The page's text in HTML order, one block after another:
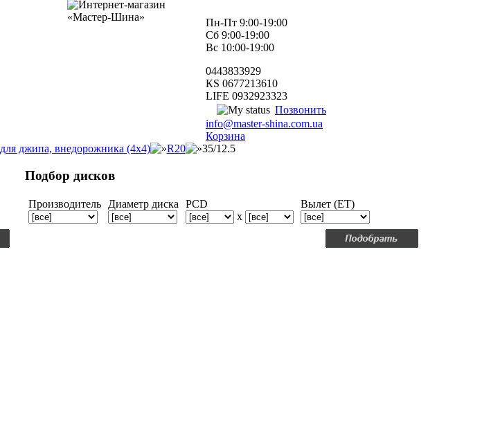
Пн-Пт 9:00-19:00
Сб 9:00-19:00
Вс 10:00-19:00
0443833929
КS 0677213610
LIFE 0932923323
Позвонить
info@master-shina.com.ua
Корзина
для джипа, внедорожника (4x4) R20 35/12.5
Подбор дисков
Производитель Диаметр диска PCD
x
Вылет (ET)